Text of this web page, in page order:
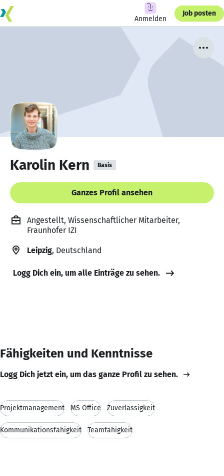
Anmelden
Job posten
Karolin Kern Basis
Ganzes Profil ansehen
Angestellt, Wissenschaftlicher Mitarbeiter,
Fraunhofer IZI
Leipzig, Deutschland
Logg Dich ein, um alle Einträge zu sehen.
Fähigkeiten und Kenntnisse
Logg Dich jetzt ein, um das ganze Profil zu sehen.
Projektmanagement MS Office Zuverlässigkeit
Kommunikationsfähigkeit Teamfähigkeit